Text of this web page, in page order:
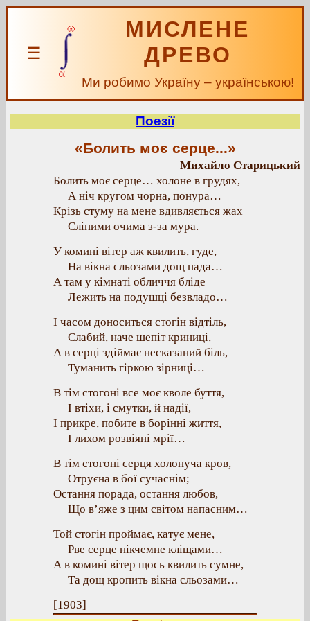
☰
МИСЛЕНЕ
ДРЕВО
Ми робимо Україну – українською!
Поезії
«Болить моє серце...»
Михайло Старицький
Болить моє серце… холоне в грудях,
А ніч кругом чорна, понура…
Крізь стуму на мене вдивляється жах
Сліпими очима з-за мура.
У комині вітер аж квилить, гуде,
На вікна сльозами дощ пада…
А там у кімнаті обличчя бліде
Лежить на подушці безвладо…
І часом доноситься стогін відтіль,
Слабий, наче шепіт криниці,
А в серці здіймає несказаний біль,
Туманить гіркою зірниці…
В тім стогоні все моє кволе буття,
І втіхи, і смутки, й надії,
І прикре, побите в борінні життя,
І лихом розвіяні мрії…
В тім стогоні серця холонуча кров,
Отруєна в бої сучаснім;
Остання порада, остання любов,
Що в’яже з цим світом напасним…
Той стогін проймає, катує мене,
Рве серце нікчемне кліщами…
А в комині вітер щось квилить сумне,
Та дощ кропить вікна сльозами…
[1903]